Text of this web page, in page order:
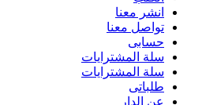
انشر معنا
تواصل معنا
حسابى
سلة المشترايات
سلة المشترايات
طلباتى
عن الدار